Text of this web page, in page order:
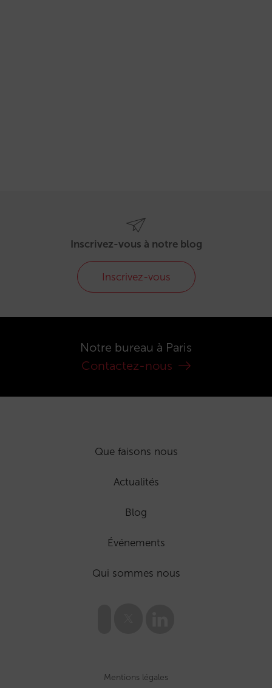
Inscrivez-vous à notre blog
Inscrivez-vous
Notre bureau à Paris
Contactez-nous
Que faisons nous
Actualités
Blog
Événements
Qui sommes nous
Mentions légales